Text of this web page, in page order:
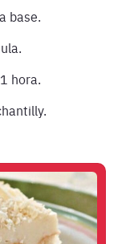
base.
hora.